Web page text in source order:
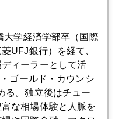
くん」
４０円も視野
大学経済学部卒（国際
UFJ銀行）を経て、
ィーラーとして活
ゴールド・カウンシ
る。独立後はチュー
な相場体験と人脈を